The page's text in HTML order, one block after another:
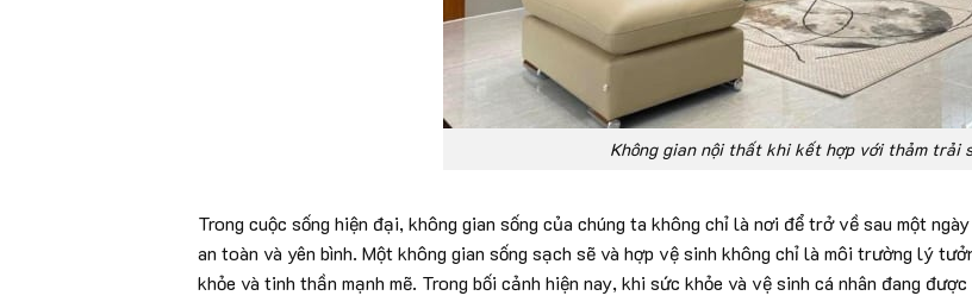
Không gian nội thất khi kết hợp với thảm trải
Trong cuộc sống hiện đại, không gian sống của chúng ta không chỉ là nơi để trở về sau một
an toàn và yên bình. Một không gian sống sạch sẽ và hợp vệ sinh không chỉ là môi trường lý
khỏe và tinh thần mạnh mẽ. Trong bối cảnh hiện nay, khi sức khỏe và vệ sinh cá nhân đang